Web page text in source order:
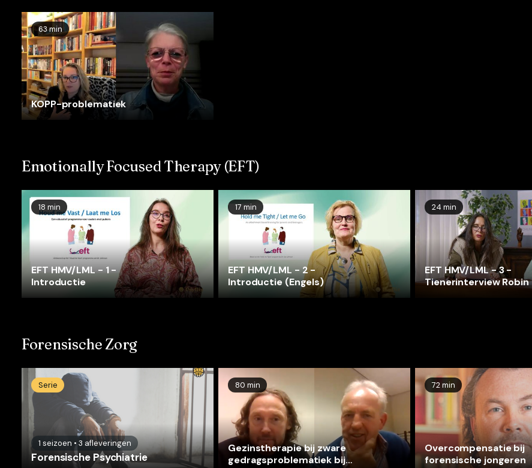
63 min
KOPP-problematiek
Emotionally Focused Therapy (EFT)
18 min
EFT HMV/LML - 1 -
Introductie
17 min
EFT HMV/LML - 2 -
Introductie (Engels)
24 min
EFT HMV/LML - 3 -
Tienerinterview Robin
Forensische Zorg
Serie
1 seizoen • 3 afleveringen
Forensische Psychiatrie
80 min
Gezinstherapie bij zware
gedragsproblematiek bij
72 min
Overcompensatie bij
forensische jongeren